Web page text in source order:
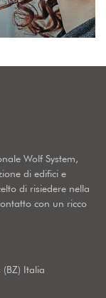
Wolf System,
di edifici e
di risiedere nella
con un ricco
Italia